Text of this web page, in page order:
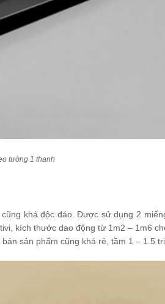
tường 1 thanh
khá độc đáo. Được sử dụng 2
kích thước dao động từ 1m2 – 1m6
sản phẩm cũng khá rẻ, tầm 1 – 1.5